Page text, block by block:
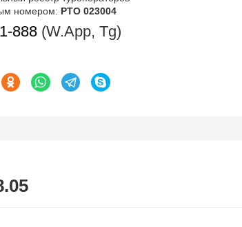
номером: РТО 023004
888 (W.App, Tg)